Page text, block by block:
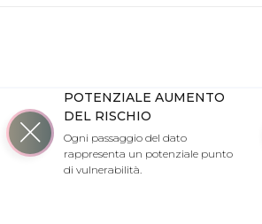
POTENZIALE AUMENTO
DEL RISCHIO
Ogni passaggio del dato
rappresenta un potenziale punto
di vulnerabilità.